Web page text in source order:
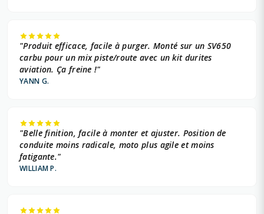
"Produit efficace, facile à purger. Monté sur un SV650
carbu pour un mix piste/route avec un kit durites
aviation. Ça freine !"
YANN G.
"Belle finition, facile à monter et ajuster. Position de
conduite moins radicale, moto plus agile et moins
fatigante."
WILLIAM P.